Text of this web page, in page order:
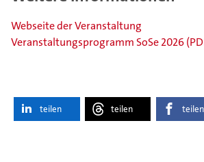
Webseite der Veranstaltung
Veranstaltungsprogramm SoSe 2026
teilen teilen teilen